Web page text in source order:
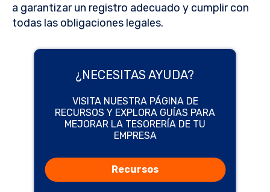
a garantizar un registro adecuado y cumplir con
todas las obligaciones legales.
¿NECESITAS AYUDA?
VISITA NUESTRA PÁGINA DE
RECURSOS Y EXPLORA GUÍAS PARA
MEJORAR LA TESORERÍA DE TU
EMPRESA
Recursos